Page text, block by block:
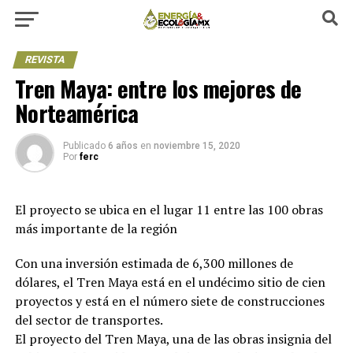
REVISTA
Tren Maya: entre los mejores de
Norteamérica
Publicado 6 años en noviembre 15, 2020
Por ferc
El proyecto se ubica en el lugar 11 entre las 100 obras
más importante de la región
Con una inversión estimada de 6,300 millones de
dólares, el Tren Maya está en el undécimo sitio de cien
proyectos y está en el número siete de construcciones
del sector de transportes.
El proyecto del Tren Maya, una de las obras insignia del